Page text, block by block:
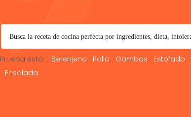
Prueba esto: Berenjena Pollo Gambas Estofado
Ensalada